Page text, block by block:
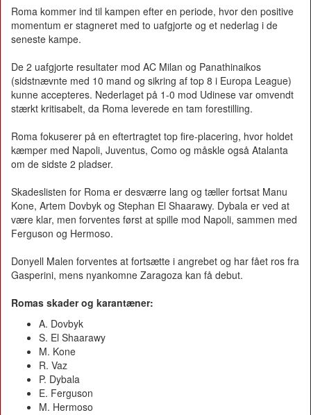
Roma kommer ind til kampen efter en periode, hvor den positive
momentum er stagneret med to uafgjorte og et nederlag i de
seneste kampe.
De 2 uafgjorte resultater mod AC Milan og Panathinaikos
(sidstnævnte med 10 mand og sikring af top 8 i Europa League)
kunne accepteres. Nederlaget på 1-0 mod Udinese var omvendt
stærkt kritisabelt, da Roma leverede en tam forestilling.
Roma fokuserer på en eftertragtet top fire-placering, hvor holdet
kæmper med Napoli, Juventus, Como og måskle også Atalanta
om de sidste 2 pladser.
Skadeslisten for Roma er desværre lang og tæller fortsat Manu
Kone, Artem Dovbyk og Stephan El Shaarawy. Dybala er ved at
være klar, men forventes først at spille mod Napoli, sammen med
Ferguson og Hermoso.
Donyell Malen forventes at fortsætte i angrebet og har fået ros fra
Gasperini, mens nyankomne Zaragoza kan få debut.
Romas skader og karantæner:
A. Dovbyk
S. El Shaarawy
M. Kone
R. Vaz
P. Dybala
E. Ferguson
M. Hermoso